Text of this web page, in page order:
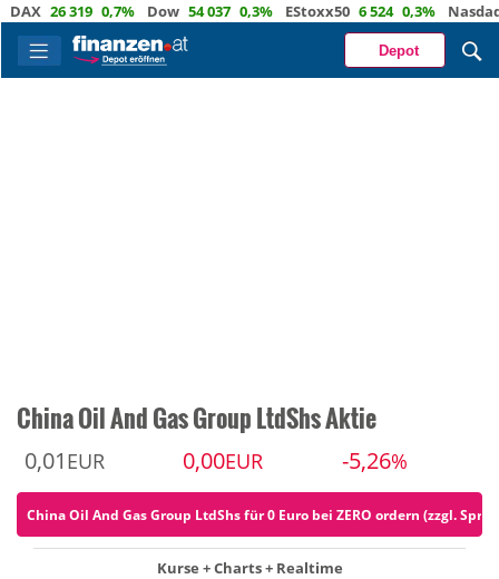
26 319 0,7% Dow 54 037 0,3% EStoxx50 6 524 0,3% Nasdaq 29
Depot
China Oil And Gas Group LtdShs Aktie
0,01 EUR 0,00EUR -5,26%
China Oil And Gas Group LtdShs für 0 Euro bei ZERO ordern (zzgl.
Kurse + Charts + Realtime